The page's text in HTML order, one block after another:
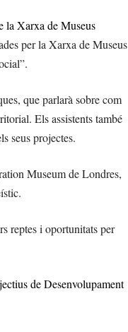
Xarxa de Museus
per la Xarxa de Museus
que parlarà sobre com
Els assistents també
seus projectes.
Museum de Londres,
reptes i oportunitats per
de Desenvolupament